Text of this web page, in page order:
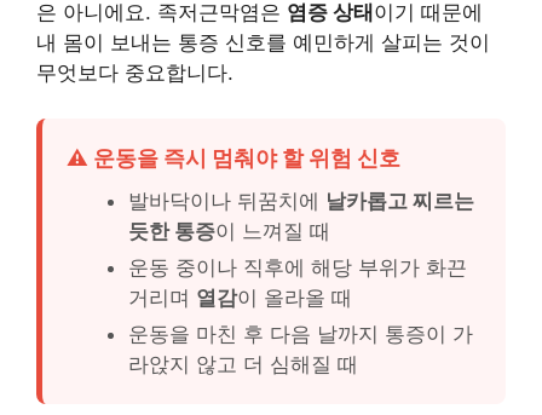
은 아니에요. 족저근막염은 염증 상태이기 때문에
내 몸이 보내는 통증 신호를 예민하게 살피는 것이
무엇보다 중요합니다.
⚠️ 운동을 즉시 멈춰야 할 위험 신호
발바닥이나 뒤꿈치에 날카롭고 찌르는
듯한 통증이 느껴질 때
운동 중이나 직후에 해당 부위가 화끈
거리며 열감이 올라올 때
운동을 마친 후 다음 날까지 통증이 가
라앉지 않고 더 심해질 때